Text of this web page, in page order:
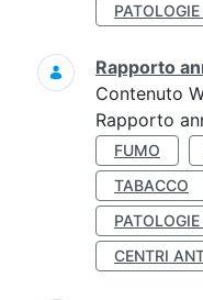
Rapporto
Contenuto
Rapporto
FUMO
TABACCO
CENTRI